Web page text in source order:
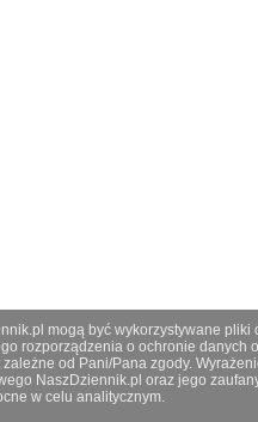
mogą być wykorzystywane
rozporządzenia o ochronie danych
od Pani/Pana zgody.
NaszDziennik.pl oraz jego
w celu analitycznym.